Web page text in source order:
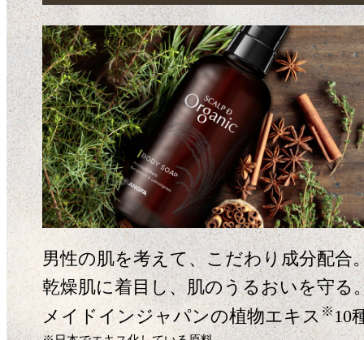
男性の肌を考えて、こだわり成分配合
乾燥肌に着目し、肌のうるおいを守る
メイドインジャパンの植物エキス※10